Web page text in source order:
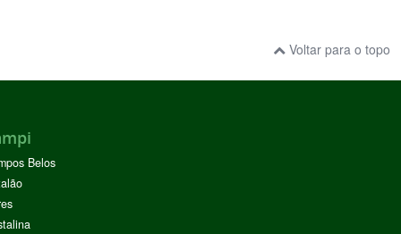
Voltar para o topo
Belos